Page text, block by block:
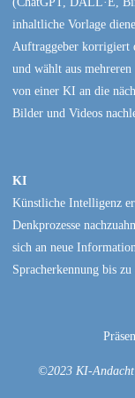
inhaltliche Vorlage
Auftraggeber korrigiert
und wählt aus
von einer KI an die
Bilder und Videos
KI
Künstliche Intelligenz
Denkprozesse
sich an neue
Spracherkennung bis zu
©2023 KI-